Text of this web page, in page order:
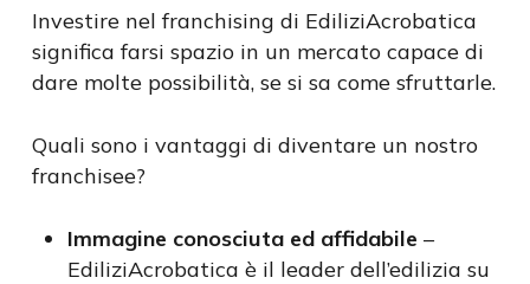
Investire nel franchising di EdiliziAcrobatica
significa farsi spazio in un mercato capace di
dare molte possibilità, se si sa come sfruttarle.
Quali sono i vantaggi di diventare un nostro
franchisee?
Immagine conosciuta ed affidabile –
EdiliziAcrobatica è il leader dell’edilizia su